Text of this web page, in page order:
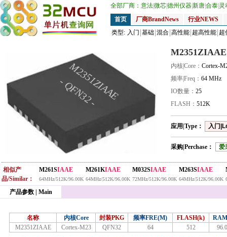
全部厂商： 意法微芯德州仪器新唐合泰 灵
首页
厂商BrandNews
行业NEWS
类型: 入门 基础 混合 高性能 超高性能 超
M2351ZIAAE
- QFN32 -
M2351ZIAAE
内核|Core： Cortex-
频率|Freq： 64 MHz
IO数量： 25
FLASH： 512K
应用|Type： 入门
采购|Perchase： 爱
相似产
品/Similar：
M261SIAAE
64MHz/512K/96.00K
M261KIAAE
64MHz/512K/96.00K
M032SIAAE
72MHz/512K/96.00K
M263SIAAE
64MHz/512K/96.00K
产品参数 | Main
名称 内核Core 封装PKG 频率FRE(M) FLASH(k)
M2351ZIAAE
Cortex-M23 QFN32 64 512